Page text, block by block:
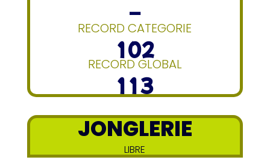
–
RECORD CATEGORIE
102
RECORD GLOBAL
113
JONGLERIE
LIBRE